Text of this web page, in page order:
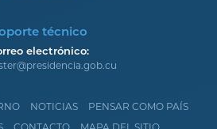
técnico
electrónico:
NOTICIAS
PENSAR COMO PAÍS